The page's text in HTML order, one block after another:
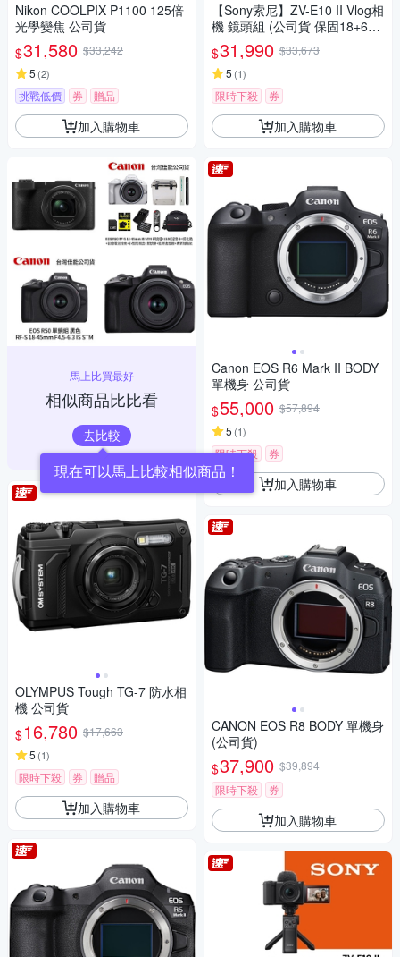
Nikon COOLPIX P1100 125倍
光學變焦 公司貨
$31,580 $33,242
5 (2)
挑戰低價 券 贈品
加入購物車
馬上比買最好
相似商品比比看
去比較
現在可以馬上比較相似商品！
OLYMPUS Tough TG-7 防水相
機 公司貨
$16,780 $17,663
5 (1)
限時下殺 券 贈品
加入購物車
【Sony索尼】ZV-E10 II Vlog相
機 鏡頭組 (公司貨 保固18+6個
月)
$31,990 $33,673
5 (1)
限時下殺 券
加入購物車
Canon EOS R6 Mark II BODY
單機身 公司貨
$55,000 $57,894
5 (1)
限時下殺 券
加入購物車
CANON EOS R8 BODY 單機身
(公司貨)
$37,900 $39,894
限時下殺
券
加入購物車